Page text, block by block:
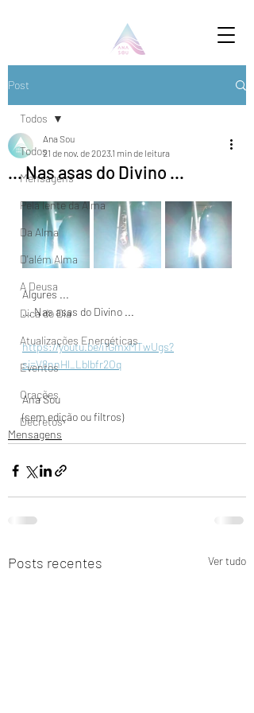
Post
Todos
Mensagens
Pela lente da Alma
Da Alma
D'além Alma
A Deusa
Dica do Dia
Atualizações Energéticas
Eventos
Orações
Decretos
Todos
... Nas asas do Divino ...
Ana Sou
21 de nov. de 2023 1 min de leitura
Algures ...
... Nas asas do Divino ...
https://youtu.be/i1GmxMTwUgs?
si=V8nnHl_Lblbfr2Oq
Ana Sou
(sem edição ou filtros)
Mensagens
Posts recentes Ver tudo